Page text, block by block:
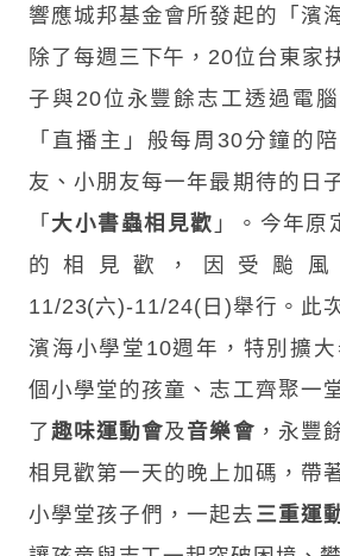
響應城邦基金會所發起的「濱
除了每週三下午，20位台東家
子與20位永豐餘志工透過電
「直播主」般每周30分鐘的
友、小朋友每一年最期待的日
「 大小書蟲相見歡 」。今年原
的相見歡，因受颱
11/23(六)-11/24(日)舉行。此
濱海小學堂10週年，特別擴
個小學堂的孩童、志工齊聚一
了趣味運動會及 音樂會 ，永豐
相見歡第一天的晚上加碼，帶
小學堂孩子們，一起去 三重運